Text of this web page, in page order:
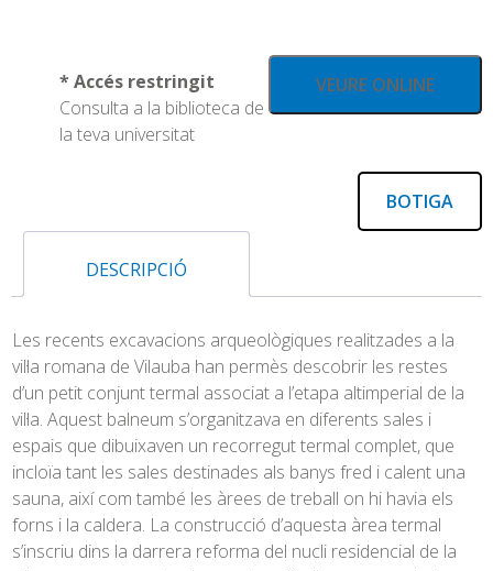
VEURE ONLINE
* Accés restringit
Consulta a la biblioteca de
la teva universitat
BOTIGA
DESCRIPCIÓ
Les recents excavacions arqueològiques realitzades a la
vil·la romana de Vilauba han permès descobrir les restes
d’un petit conjunt termal associat a l’etapa altimperial de la
vil·la. Aquest balneum s’organitzava en diferents sales i
espais que dibuixaven un recorregut termal complet, que
incloïa tant les sales destinades als banys fred i calent una
sauna, així com també les àrees de treball on hi havia els
forns i la caldera. La construcció d’aquesta àrea termal
s’inscriu dins la darrera reforma del nucli residencial de la